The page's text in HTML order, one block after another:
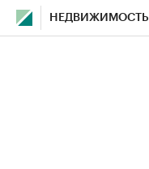
НЕДВИЖИМОСТЬ